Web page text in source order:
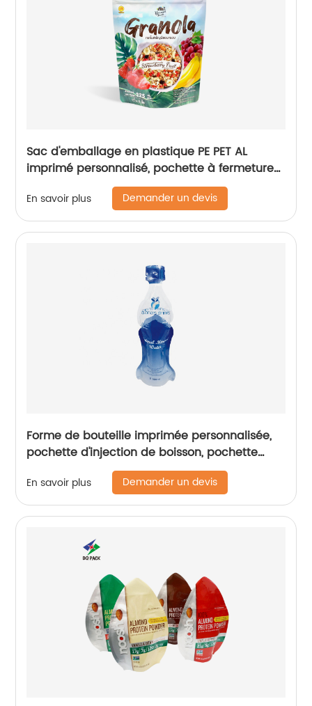
Sac d'emballage en plastique PE PET AL
imprimé personnalisé, pochette à fermeture
éclair, avec fermeture éclair pour l'emballage
de céréales granola, d'avoine et de noix
En savoir plus Demander un devis
Forme de bouteille imprimée personnalisée,
pochette d'injection de boisson, pochette
d'emballage d'eau en plastique, pochette
alimentaire
En savoir plus Demander un devis